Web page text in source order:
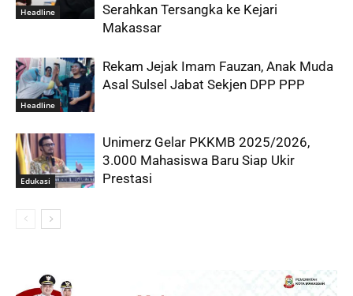
Headline
Serahkan Tersangka ke Kejari
Makassar
Headline
Rekam Jejak Imam Fauzan, Anak Muda
Asal Sulsel Jabat Sekjen DPP PPP
Edukasi
Unimerz Gelar PKKMB 2025/2026,
3.000 Mahasiswa Baru Siap Ukir
Prestasi